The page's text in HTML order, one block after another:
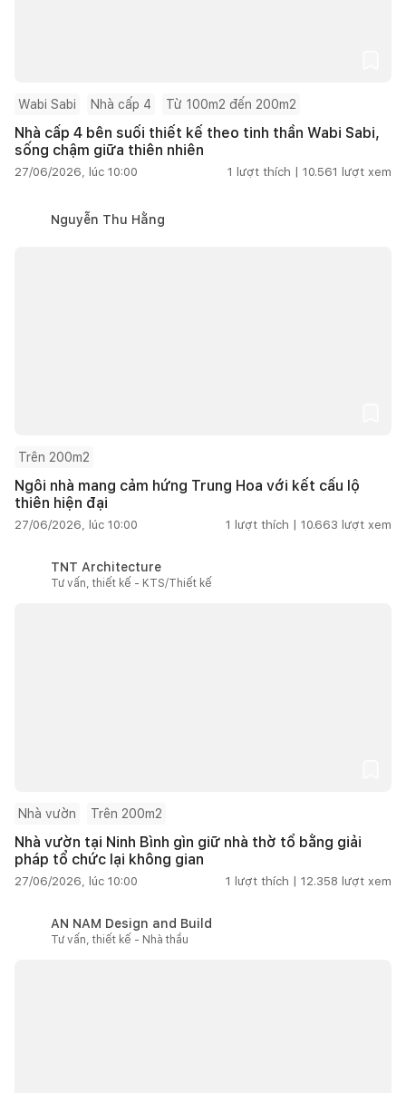
Wabi Sabi Nhà cấp 4 Từ 100m2 đến 200m2
Nhà cấp 4 bên suối thiết kế theo tinh thần Wabi Sabi,
sống chậm giữa thiên nhiên
27/06/2026, lúc 10:00 1 lượt thích | 10.561 lượt xem
Nguyễn Thu Hằng
Trên 200m2
Ngôi nhà mang cảm hứng Trung Hoa với kết cấu lộ
thiên hiện đại
27/06/2026, lúc 10:00 1 lượt thích | 10.663 lượt xem
TNT Architecture
Tư vấn, thiết kế - KTS/Thiết kế
Nhà vườn Trên 200m2
Nhà vườn tại Ninh Bình gìn giữ nhà thờ tổ bằng giải
pháp tổ chức lại không gian
27/06/2026, lúc 10:00 1 lượt thích | 12.358 lượt xem
AN NAM Design and Build
Tư vấn, thiết kế - Nhà thầu